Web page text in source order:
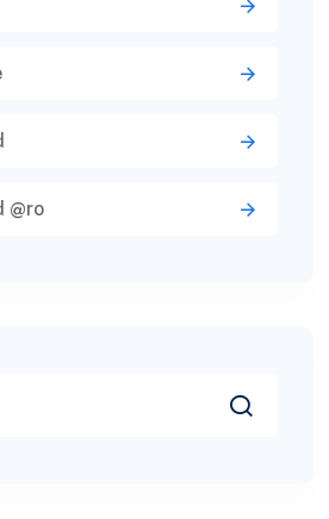
@ro